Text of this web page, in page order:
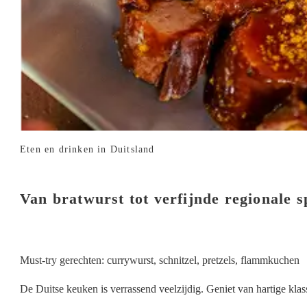
Eten en drinken in Duitsland
Van bratwurst tot verfijnde regionale
Must-try gerechten: currywurst, schnitzel, pretzels, flammkuchen
De Duitse keuken is verrassend veelzijdig. Geniet van hartige